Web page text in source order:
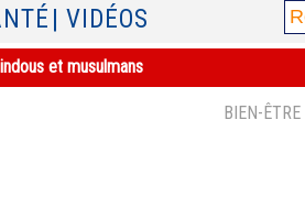
| VIDÉOS
et musulmans
BIEN-ÊTRE